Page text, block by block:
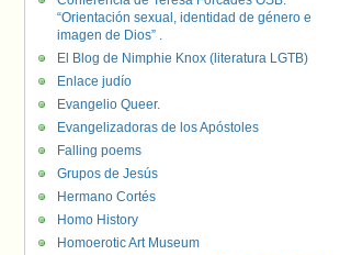
“Orientación sexual, identidad de género e
imagen de Dios” .
El Blog de Nimphie Knox (literatura LGTB)
Enlace judío
Evangelio Queer.
Evangelizadoras de los Apóstoles
Falling poems
Grupos de Jesús
Hermano Cortés
Homo History
Homoerotic Art Museum